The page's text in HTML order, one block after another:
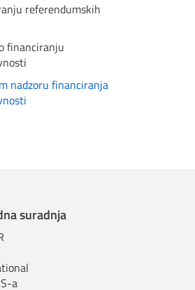
referendumskih
financiranju
nadzoru financiranja
suradnja
a